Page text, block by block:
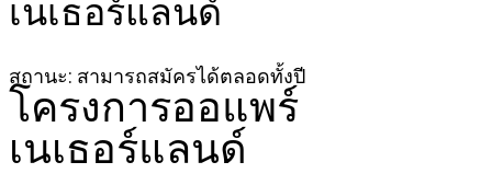
เนเธอร์แลนด์
สถานะ: สามารถสมัครได้ตลอดทั้งปี
โครงการออแพร์
เนเธอร์แลนด์